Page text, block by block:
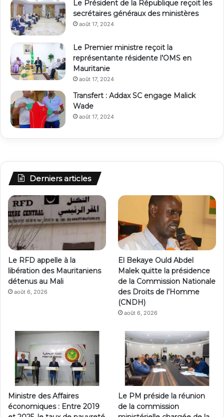
Le Président de la République reçoit les
secrétaires généraux des ministères
août 17, 2024
Le Premier ministre reçoit la
représentante résidente l’OMS en
Mauritanie
août 17, 2024
Transfert : Addax SC engage Malick
Wade
août 17, 2024
Derniers articles
Le RFD appelle à la
libération des Mauritaniens
détenus au Mali
août 6, 2026
El Bekaye Ould Abdel
Malek quitte la présidence
de la Commission Nationale
des Droits de l’Homme
(CNDH)
août 6, 2026
Ministre des Affaires
économiques : Entre 2019
Le PM préside la réunion
de la commission